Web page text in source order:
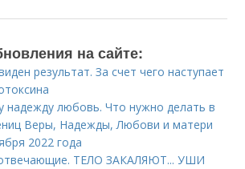
на сайте:
результат. За счет чего наступает
надежду любовь. Что нужно делать в
Веры, Надежды, Любови и матери
2022 года
ТЕЛО ЗАКАЛЯЮТ... УШИ